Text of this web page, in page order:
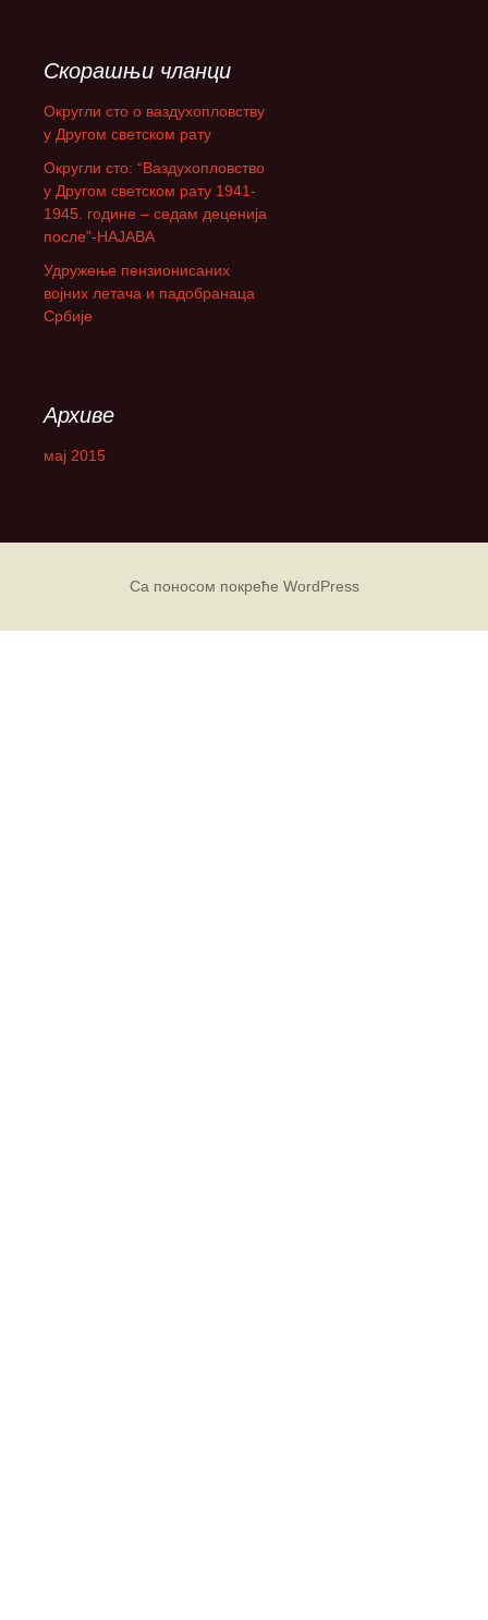
а
г
а
:
Скорашњи чланци
Округли сто о ваздухопловству
у Другом светском рату
Округли сто: “Ваздухопловство
у Другом светском рату 1941-
1945. године – седам деценија
после”-НАЈАВА
Удружење пензионисаних
војних летача и падобранаца
Србије
Архиве
мај 2015
Са поносом покреће WordPress